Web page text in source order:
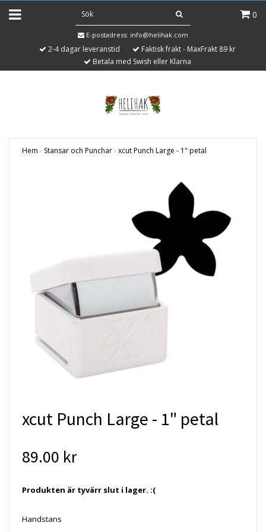
0
E-postadress: info@helihak.com
2-4 dagar leveranstid
Faktisk frakt - MaxFrakt 89 kr
Betala med Swish eller Klarna
Hem › Stansar och Punchar› xcut Punch Large - 1" petal
xcut Punch Large - 1" petal
89.00 kr
Produkten är tyvärr slut i lager. :(
Handstans